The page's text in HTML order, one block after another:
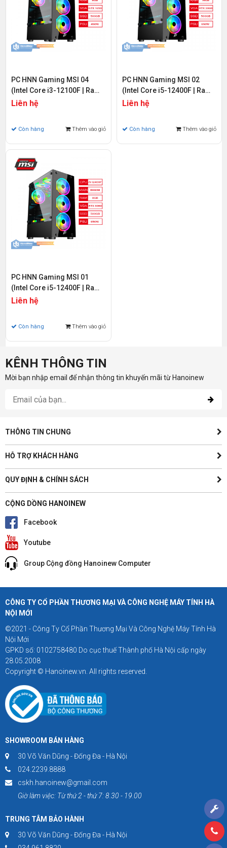
PC HNN Gaming MSI 04
(Intel Core i3-12100F | Ram
8GB | SSD 500GB PCIE Gen 4
Liên hệ
Còn hàng Thêm vào giỏ
PC HNN Gaming MSI 02
(Intel Core i5-12400F | Ram
16GB | SSD 500GB PCIE Gen
Liên hệ
Còn hàng Thêm vào giỏ
PC HNN Gaming MSI 01
(Intel Core i5-12400F | Ram
8GB | SSD 500GB PCIE Gen 4
Liên hệ
Còn hàng Thêm vào giỏ
KÊNH THÔNG TIN
Mời bạn nhập email để nhận thông tin khuyến mãi từ Hanoinew
THÔNG TIN CHUNG
HỖ TRỢ KHÁCH HÀNG
QUY ĐỊNH & CHÍNH SÁCH
CỘNG DỒNG HANOINEW
Facebook
Youtube
Group Cộng đồng Hanoinew Computer
CÔNG TY CỔ PHẦN THƯƠNG MẠI VÀ CÔNG NGHỆ MÁY TÍNH HÀ
NỘI MỚI
©2021 - Công Ty Cổ Phần Thương Mại Và Công Nghệ Máy Tính Hà
Nội Mới
GPKD số: 0102758480 Do cục thuế Thành phố Hà Nội cấp ngày
28.05.2008
Copyright © Hanoinew.vn. All rights reserved.
SHOWROOM BÁN HÀNG
30 Võ Văn Dũng - Đống Đa - Hà Nội
024.2239.8888
cskh.hanoinew@gmail.com
Giờ làm việc: Từ thứ 2 - thứ 7: 8.30 - 19.00
TRUNG TÂM BẢO HÀNH
30 Võ Văn Dũng - Đống Đa - Hà Nội